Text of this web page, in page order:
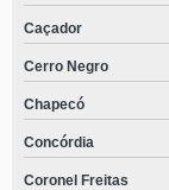
Caçador
Cerro Negro
Chapecó
Concórdia
Coronel Freitas